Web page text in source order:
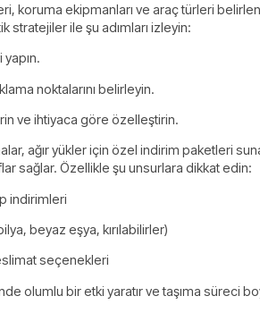
koruma ekipmanları ve araç türleri
stratejiler ile şu adımları izleyin:
yapın.
noktalarını belirleyin.
ve ihtiyaca göre özelleştirin.
ağır yükler için özel indirim paketleri
sağlar. Özellikle şu unsurlara dikkat edin:
indirimleri
beyaz eşya, kırılabilirler)
seçenekleri
olumlu bir etki yaratır ve taşıma süreci